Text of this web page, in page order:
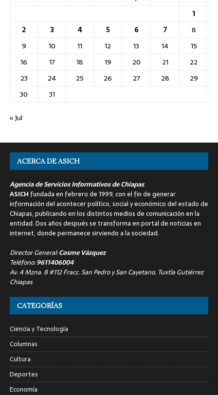
1
2
3 4 5 6 7
8
9
10 11 12 13 14
15
16
17 18 19 20 21
22
23
24 25 26 27 28
29
30
31
« Jul
ACERCA DE ASICH
Agencia de Servicios Informativos de Chiapas
ASICH fundada en febrero de 1999, con el fin de generar
información del acontecer político, social y económico del estado de
Chiapas, publicando en los distintos medios de comunicación en la
entidad. Dos años después se transforma en portal de noticias en
internet, donde permanece sirviendo a la sociedad.
Director General:Cosme Vázquez
Teléfono:9611406004
Av. 4 Mzna. 8 #112 Fracc. San Pedro y San Cayetano, Tuxtla Gutiérrez
Chiapas
CATEGORÍAS
Ciencia y Tecnología
Columnas
Cultura
Deportes
Economía